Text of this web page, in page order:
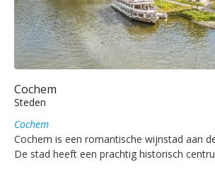
Cochem
Steden
Cochem
Cochem is een romantische wijnstad aan
De stad heeft een prachtig historisch